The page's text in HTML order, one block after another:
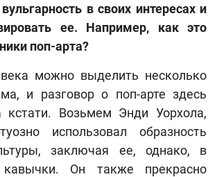
в своих интересах и
ее. Например, как это
поп-арта?
можно выделить несколько
и разговор о поп-арте здесь
кстати. Возьмем Энди Уорхола,
использовал образность
заключая ее, однако, в
кавычки. Он также прекрасно